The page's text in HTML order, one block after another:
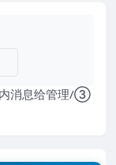
消息给管理/③